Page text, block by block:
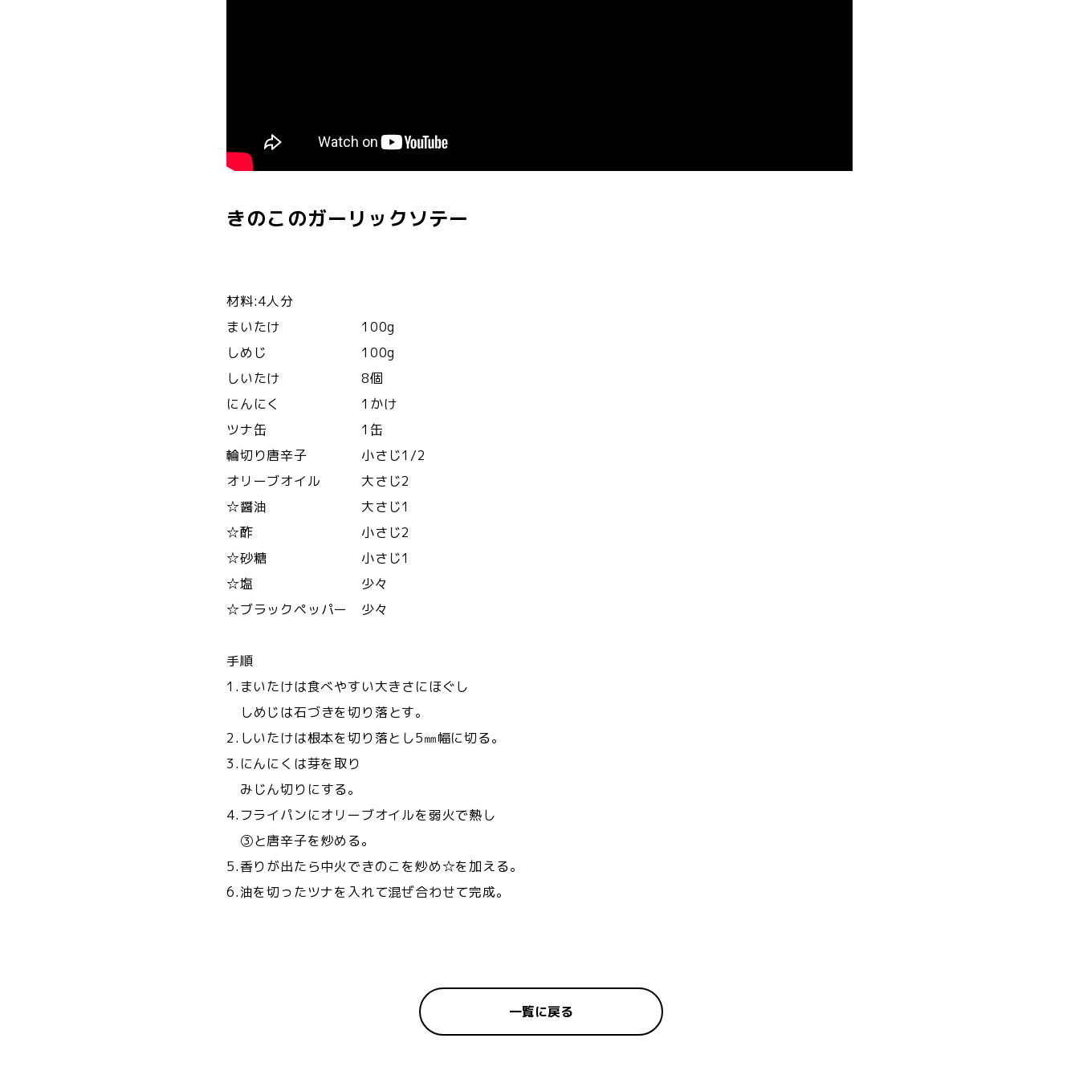
きのこのガーリックソテー
材料:4人分
まいたけ 100g
しめじ 100g
しいたけ 8個
にんにく 1かけ
ツナ缶 1缶
輪切り唐辛子 小さじ1/2
オリーブオイル 大さじ2
☆醤油 大さじ1
☆酢 小さじ2
☆砂糖 小さじ1
☆塩 少々
☆ブラックペッパー 少々
手順
1.まいたけは食べやすい大きさにほぐし
しめじは石づきを切り落とす。
2.しいたけは根本を切り落とし5㎜幅に切る。
3.にんにくは芽を取り
みじん切りにする。
4.フライパンにオリーブオイルを弱火で熱し
③と唐辛子を炒める。
5.香りが出たら中火できのこを炒め☆を加える。
6.油を切ったツナを入れて混ぜ合わせて完成。
一覧に戻る